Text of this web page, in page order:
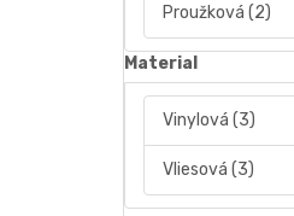
Proužková (2)
Material
Vinylová (3)
Vliesová (3)